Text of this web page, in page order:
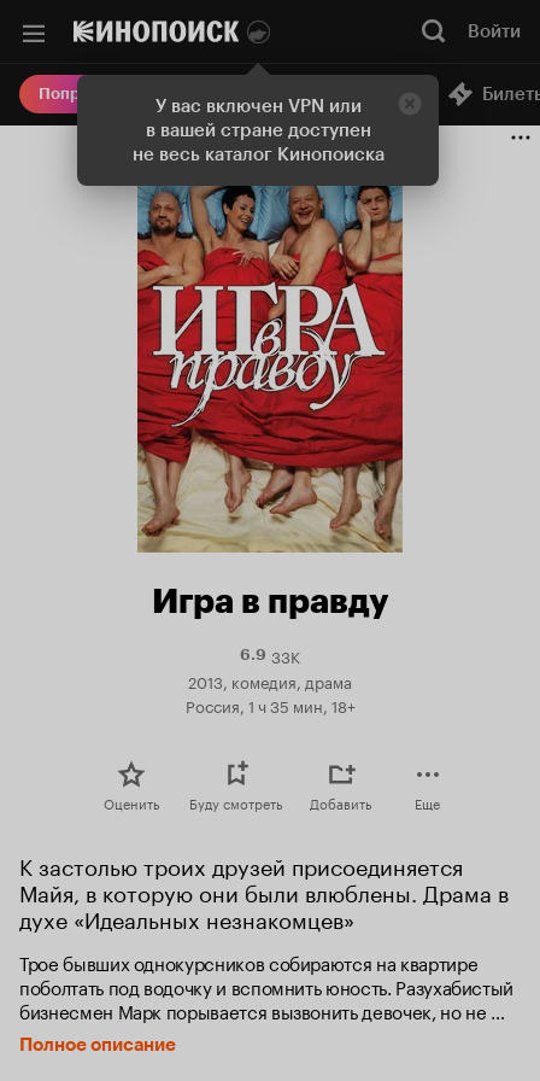
У вас включен VPN или
в вашей стране доступен
не весь каталог Кинопоиска
Войти
Попробовать Плюс Онлайн-кинотеатр
Игра в правду
6.9Рейтинг
6.9
33K
2013, комедия, драма
Россия, 1 ч 35 мин, 18+
Оценить Буду смотреть Добавить Еще
К застолью троих друзей присоединяется
Майя, в которую они были влюблены. Драма в
духе «Идеальных незнакомцев»
Трое бывших однокурсников собираются на квартире
поболтать под водочку и вспомнить юность. Разухабистый
бизнесмен Марк порывается вызвонить девочек, но не
находит поддержки у друзей: автодилер Геннадий скорее
по привычке хранит верность жене, а хозяин
Полное описание